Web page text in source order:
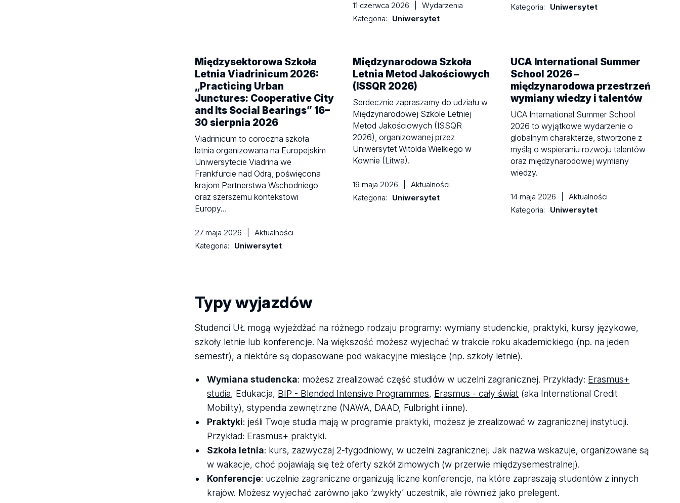
11 czerwca 2026
Wydarzenia
Kategoria:
Uniwersytet
Kategoria:
Uniwersytet
Międzysektorowa Szkoła
Letnia Viadrinicum 2026:
„Practicing Urban
Junctures: Cooperative City
and Its Social Bearings” 16–
30 sierpnia 2026
Viadrinicum to coroczna szkoła
letnia organizowana na Europejskim
Uniwersytecie Viadrina we
Frankfurcie nad Odrą, poświęcona
krajom Partnerstwa Wschodniego
oraz szerszemu kontekstowi
Europy…
27 maja 2026
Aktualności
Kategoria:
Uniwersytet
Międzynarodowa Szkoła
Letnia Metod Jakościowych
(ISSQR 2026)
Serdecznie zapraszamy do udziału w
Międzynarodowej Szkole Letniej
Metod Jakościowych (ISSQR
2026), organizowanej przez
Uniwersytet Witolda Wielkiego w
Kownie (Litwa).
19 maja 2026
Aktualności
Kategoria:
Uniwersytet
UCA International Summer
School 2026 –
międzynarodowa przestrzeń
wymiany wiedzy i talentów
UCA International Summer School
2026 to wyjątkowe wydarzenie o
globalnym charakterze, stworzone z
myślą o wspieraniu rozwoju talentów
oraz międzynarodowej wymiany
wiedzy.
14 maja 2026
Aktualności
Kategoria:
Uniwersytet
Typy wyjazdów
Studenci UŁ mogą wyjeżdżać na różnego rodzaju programy: wymiany studenckie, praktyki, kursy językowe,
szkoły letnie lub konferencje. Na większość możesz wyjechać w trakcie roku akademickiego (np. na jeden
semestr), a niektóre są dopasowane pod wakacyjne miesiące (np. szkoły letnie).
Wymiana studencka: możesz zrealizować część studiów w uczelni zagranicznej. Przykłady: Erasmus+
studia, Edukacja, BIP - Blended Intensive Programmes, Erasmus - cały świat (aka International Credit
Mobility), stypendia zewnętrzne (NAWA, DAAD, Fulbright i inne).
Praktyki: jeśli Twoje studia mają w programie praktyki, możesz je zrealizować w zagranicznej instytucji.
Przykład: Erasmus+ praktyki.
Szkoła letnia: kurs, zazwyczaj 2-tygodniowy, w uczelni zagranicznej. Jak nazwa wskazuje, organizowane są
w wakacje, choć pojawiają się też oferty szkół zimowych (w przerwie międzysemestralnej).
Konferencje: uczelnie zagraniczne organizują liczne konferencje, na które zapraszają studentów z innych
krajów. Możesz wyjechać zarówno jako ‘zwykły’ uczestnik, ale również jako prelegent.